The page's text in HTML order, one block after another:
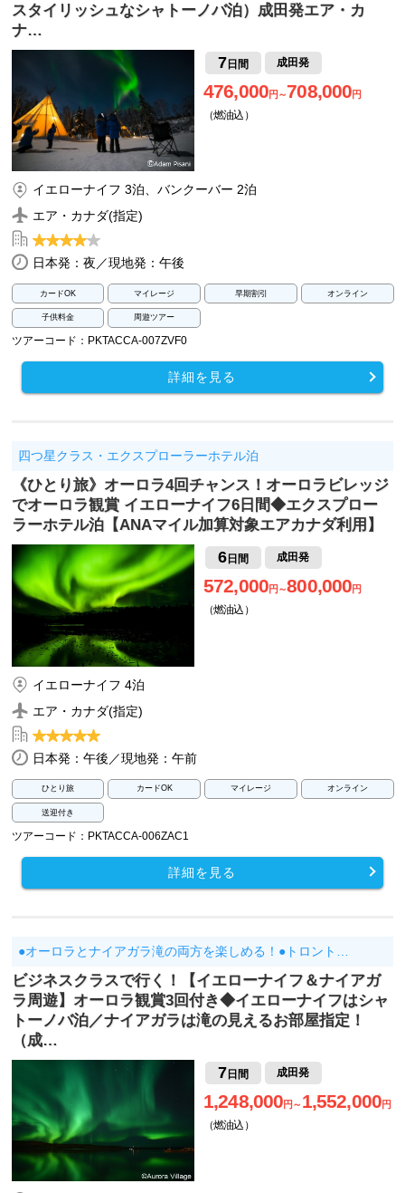
スタイリッシュなシャトーノバ泊）成田発エア・カ
ナ…
7 日間 成田発
476,000円～708,000円
（燃油込）
イエローナイフ 3泊、バンクーバー 2泊
エア・カナダ(指定)
日本発：夜／現地発：午後
カードOK マイレージ 早期割引 オンライン
子供料金 周遊ツアー
ツアーコード：PKTACCA-007ZVF0
詳細を見る
四つ星クラス・エクスプローラーホテル泊
《ひとり旅》オーロラ4回チャンス！オーロラビレッジ
でオーロラ観賞 イエローナイフ6日間◆エクスプロー
ラーホテル泊【ANAマイル加算対象エアカナダ利用】
6日間 成田発
572,000円～800,000円
（燃油込）
イエローナイフ 4泊
エア・カナダ(指定)
日本発：午後／現地発：午前
ひとり旅 カードOK マイレージ オンライン
送迎付き
ツアーコード：PKTACCA-006ZAC1
詳細を見る
●オーロラとナイアガラ滝の両方を楽しめる！●トロント…
ビジネスクラスで行く！【イエローナイフ＆ナイアガ
ラ周遊】オーロラ観賞3回付き◆イエローナイフはシャ
トーノバ泊／ナイアガラは滝の見えるお部屋指定！
（成…
7 日間 成田発
1,248,000円～ 1,552,000円
（燃油込）